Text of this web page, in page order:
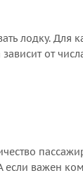
лодку. Для
от
если важен